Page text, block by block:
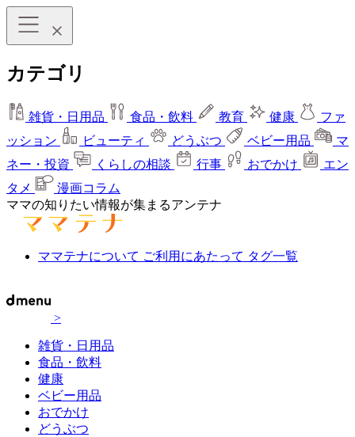
カテゴリ
雑貨・日用品 食品・飲料 教育 健康
ファ
ッション
ビューティ どうぶつ ベビー用品
マ
ネー・投資
くらしの相談 行事 おでかけ
エン
タメ
漫画コラム
ママの知りたい情報が集まるアンテナ
ママテナについて ご利用にあたって タグ一覧
>
雑貨・日用品
食品・飲料
健康
ベビー用品
おでかけ
どうぶつ